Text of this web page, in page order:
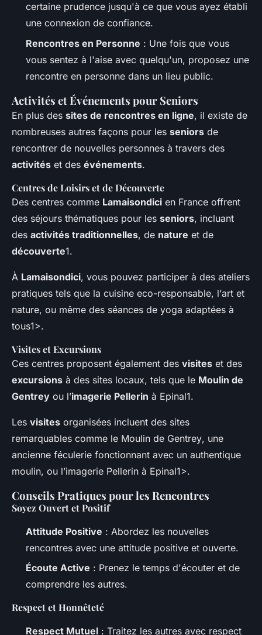
certaine prudence jusqu'à ce que vous ayez établi
une connexion de confiance.
Rencontres en Personne : Une fois que vous
vous sentez à l'aise avec quelqu'un, proposez une
rencontre en personne dans un lieu public.
Activités et Événements pour Seniors
En plus des sites de rencontres en ligne, il existe de
nombreuses autres façons pour les seniors de
rencontrer de nouvelles personnes à travers des
activités et des événements.
Centres de Loisirs et de Découverte
Des centres comme Lamaisondici en France offrent
des séjours thématiques pour les seniors, incluant
des activités traditionnelles, de nature et de
découverte1.
À Lamaisondici, vous pouvez participer à des ateliers
pratiques tels que la cuisine eco-responsable, l’art et
nature, ou même des séances de yoga adaptées à
tous1>.
Visites et Excursions
Ces centres proposent également des visites et des
excursions à des sites locaux, tels que le Moulin de
Gentrey ou l’imagerie Pellerin à Epinal1.
Les visites organisées incluent des sites
remarquables comme le Moulin de Gentrey, une
ancienne féculerie fonctionnant avec un authentique
moulin, ou l’imagerie Pellerin à Epinal1>.
Conseils Pratiques pour les Rencontres
Soyez Ouvert et Positif
Attitude Positive : Abordez les nouvelles
rencontres avec une attitude positive et ouverte.
Écoute Active : Prenez le temps d'écouter et de
comprendre les autres.
Respect et Honnêteté
Respect Mutuel : Traitez les autres avec respect